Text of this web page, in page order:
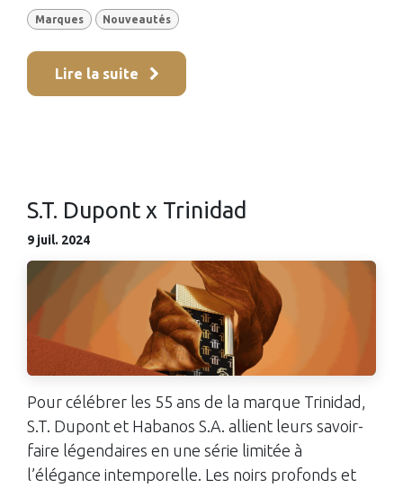
Marques Nouveautés
Lire la suite
S.T. Dupont x Trinidad
9 juil. 2024
Pour célébrer les 55 ans de la marque Trinidad,
S.T. Dupont et Habanos S.A. allient leurs savoir-
faire légendaires en une série limitée à
l’élégance intemporelle. Les noirs profonds et